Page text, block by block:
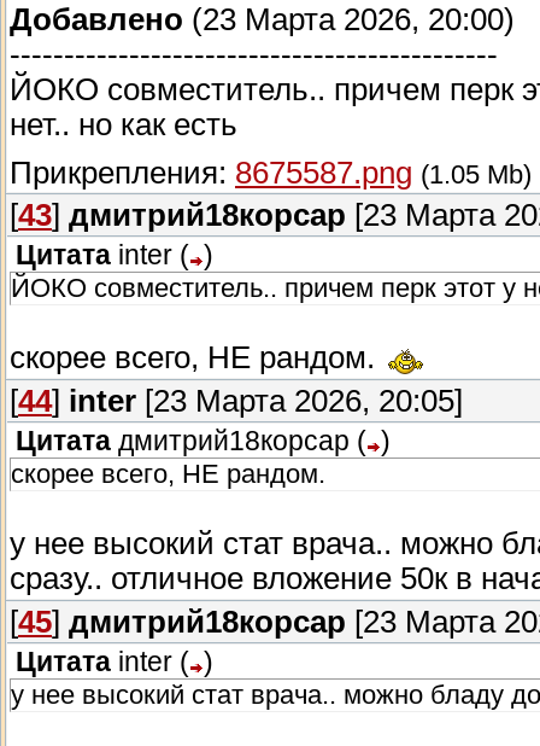
Добавлено (23 Марта 2026, 20:00)
---------------------------------------------
ЙОКО совместитель.. причем перк
нет.. но как есть
Прикрепления: 8675587.png (1.05 Mb)
[43] дмитрий18корсар [23 Марта
Цитата inter ( )
ЙОКО совместитель.. причем перк этот у
скорее всего, НЕ рандом.
[44] inter [23 Марта 2026, 20:05]
Цитата дмитрий18корсар ( )
скорее всего, НЕ рандом.
у нее высокий стат врача.. можно
сразу.. отличное вложение 50к в
[45] дмитрий18корсар [23 Марта
Цитата inter ( )
у нее высокий стат врача.. можно бладу